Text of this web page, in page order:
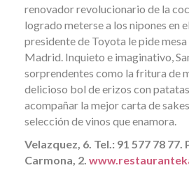
renovador revolucionario de la
logrado meterse a los nipones en
presidente de Toyota le pide mesa
Madrid. Inquieto e imaginativo,
sorprendentes como la fritura de
delicioso bol de erizos con
acompañar la mejor carta de
selección de vinos que enamora.
Velazquez, 6. Tel.: 91 577 78
Carmona, 2.